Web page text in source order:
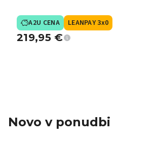
A2U CENA LEANPAY 3x0
219,95 €
Novo v ponudbi